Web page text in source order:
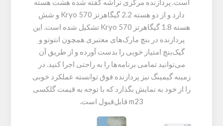
است. پردازنده مرکزی تراشه گفته شده هشت هسته
دارد و از دو هسته 2.2 گیگاهرتز Kryo 570 و شش
هسته 1.8 گیگاهرتز Kryo 570 تشکیل شده است. این
پردازنده در بنچ مارک‌های معتبری همچون انتوتو و
گیک‌بنچ امتیاز خوبی را بدست آورده و از طریق آن
می‌توانید تمامی برنامه‌ها را به راحتی اجرا کنید. در
زمینه گیمینگ نیز پردازنده فوق توانسته عملکرد خوبی
را از خود به نمایش بگذارد که با توجه به قیمت گلکسی
m23 قابل‌قبول است.